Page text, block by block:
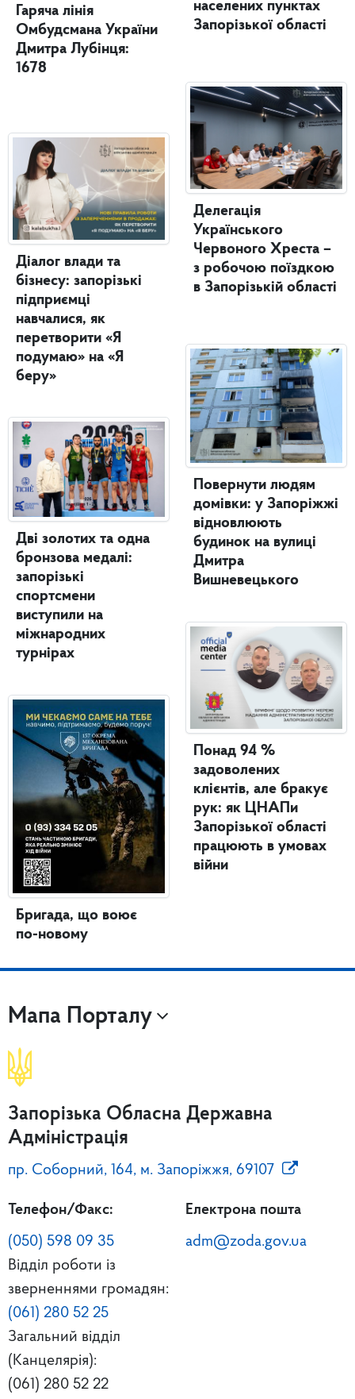
Гаряча лінія
Омбудсмана України
Дмитра Лубінця:
1678
Діалог влади та
бізнесу: запорізькі
підприємці
навчалися, як
перетворити «Я
подумаю» на «Я
беру»
Дві золотих та одна
бронзова медалі:
запорізькі
спортсмени
виступили на
міжнародних
турнірах
Бригада, що воює
по-новому
населених пунктах
Запорізької області
Делегація
Українського
Червоного Хреста –
з робочою поїздкою
в Запорізькій області
Повернути людям
домівки: у Запоріжжі
відновлюють
будинок на вулиці
Дмитра
Вишневецького
Понад 94 %
задоволених
клієнтів, але бракує
рук: як ЦНАПи
Запорізької області
працюють в умовах
війни
Мапа Порталу
Запорізька Обласна Державна
Адміністрація
пр. Соборний, 164, м. Запоріжжя, 69107
Телефон/Факс:
(050) 598 09 35
Відділ роботи із
зверненнями громадян:
(061) 280 52 25
Загальний відділ
(Канцелярія):
(061) 280 52 22
Електрона пошта
adm@zoda.gov.ua